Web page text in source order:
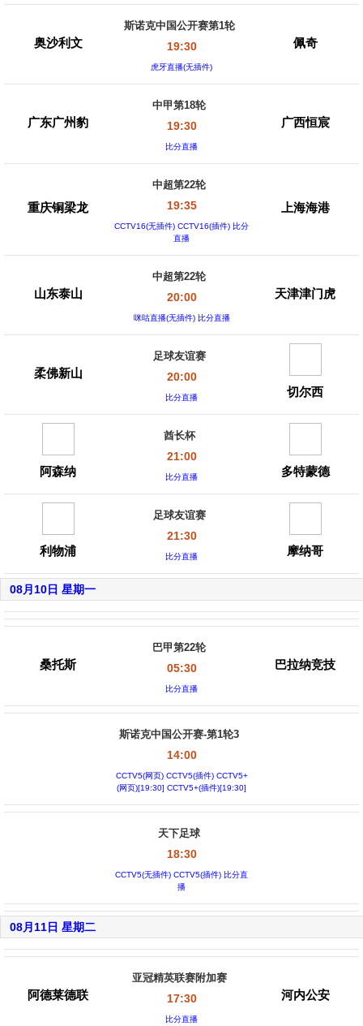
奥沙利文
斯诺克中国公开赛第1轮
19:30
虎牙直播(无插件)
佩奇
广东广州豹
中甲第18轮
19:30
比分直播
广西恒宸
重庆铜梁龙
中超第22轮
19:35
CCTV16(无插件) CCTV16(插件) 比分
直播
上海海港
山东泰山
中超第22轮
20:00
咪咕直播(无插件) 比分直播
天津津门虎
柔佛新山
足球友谊赛
20:00
比分直播 切尔西
阿森纳
酋长杯
21:00
比分直播 多特蒙德
利物浦
足球友谊赛
21:30
比分直播 摩纳哥
08月10日 星期一
桑托斯
巴甲第22轮
05:30
比分直播
巴拉纳竞技
斯诺克中国公开赛-第1轮3
14:00
CCTV5(网页) CCTV5(插件) CCTV5+
(网页)[19:30] CCTV5+(插件)[19:30]
天下足球
18:30
CCTV5(无插件) CCTV5(插件) 比分直
播
08月11日 星期二
阿德莱德联
亚冠精英联赛附加赛
17:30
比分直播
河内公安